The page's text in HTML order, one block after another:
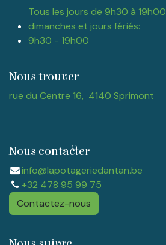
Tous les jours de 9h30 à 19h00
dimanches et jours fériés:
9h30 - 19h00
Nous trouver
rue du Centre 16, 4140 Sprimont
Nous contacter
info@lapotageriedantan.be
+32 478 95 99 75
Contactez-nous